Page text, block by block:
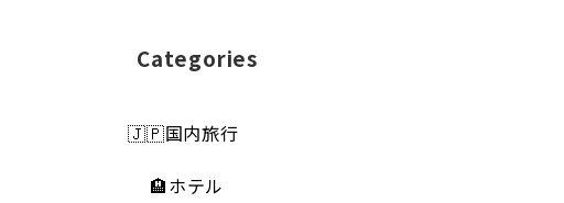
Categories
🇯🇵国内旅行
🏨ホテル